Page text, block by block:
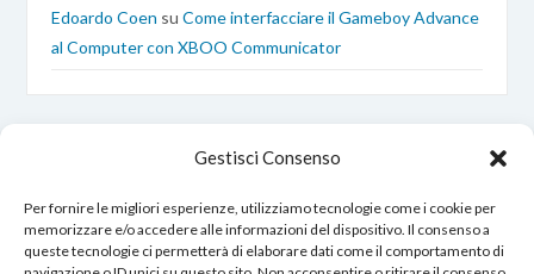
Gestisci Consenso
Per fornire le migliori esperienze, utilizziamo tecnologie come i cookie per
memorizzare e/o accedere alle informazioni del dispositivo. Il consenso a
queste tecnologie ci permetterà di elaborare dati come il comportamento di
Edoardo Coen suCome interfacciare il Gameboy Advance
al Computer con XBOO Communicator
EdoardoCoen.it © Copyright 2017 – 2026